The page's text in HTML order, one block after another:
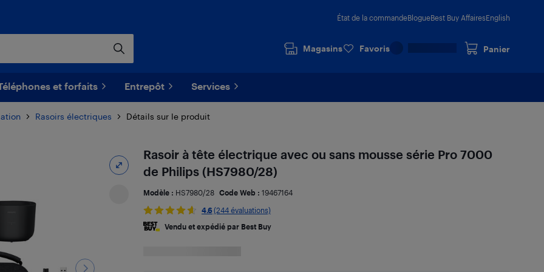
État de la commandeBlogueBest Buy AffairesEnglish
Magasins Favoris Panier
et forfaits Entrepôt Services
Rasoirs électriques Détails sur le produit
Rasoir à tête électrique avec ou sans mousse série Pro 7000
de Philips (HS7980/28)
Modèle : HS7980/28 Code Web : 19467164
4.6 (244 évaluations)
Vendu et expédié par Best Buy